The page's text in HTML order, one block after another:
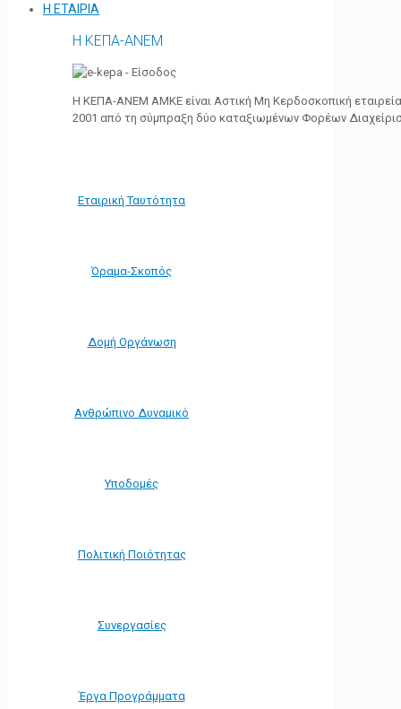
Η ΕΤΑΙΡΙΑ
Η ΚΕΠΑ-ΑΝΕΜ
Η ΚΕΠΑ-ΑΝΕΜ ΑΜΚΕ είναι Αστική Μη Κερδοσκοπική
2001 από τη σύμπραξη δύο καταξιωμένων Φορέων
Εταιρική Ταυτότητα
Όραμα-Σκοπός
Δομή Οργάνωση
Ανθρώπινο Δυναμικό
Υποδομές
Πολιτική Ποιότητας
Συνεργασίες
Έργα Προγράμματα